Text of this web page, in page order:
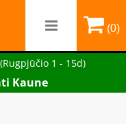
(0)
(Rugpjūčio 1 - 15d)
Kaune